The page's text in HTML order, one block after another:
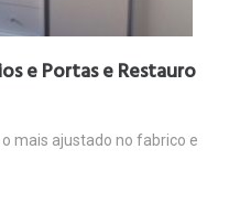
e Portas e Restauro
mais ajustado no fabrico e